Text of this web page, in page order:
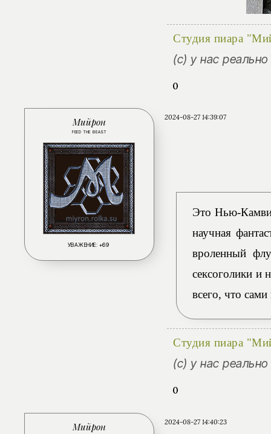
Студия пиара
(с) у нас
0
2024-08-27 14:39:07
Мийрон
FEED THE BEAST
УВАЖЕНИЕ: +69
Это Нью-
научная
вроленный
сексоголики и
всего, что
Студия пиара
(с) у нас
0
2024-08-27 14:40:23
Мийрон